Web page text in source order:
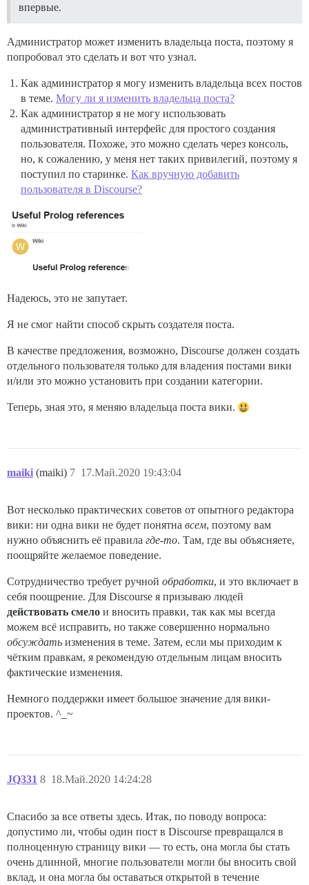
впервые.
Администратор может изменить владельца поста, поэтому я
попробовал это сделать и вот что узнал.
Как администратор я могу изменить владельца всех постов
в теме. Могу ли я изменить владельца поста?
Как администратор я не могу использовать
административный интерфейс для простого создания
пользователя. Похоже, это можно сделать через консоль,
но, к сожалению, у меня нет таких привилегий, поэтому я
поступил по старинке. Как вручную добавить
пользователя в Discourse?
Надеюсь, это не запутает.
Я не смог найти способ скрыть создателя поста.
В качестве предложения, возможно, Discourse должен создать
отдельного пользователя только для владения постами вики
и/или это можно установить при создании категории.
Теперь, зная это, я меняю владельца поста вики.
maiki (maiki) 17.Май.2020 19:43:04
7
Вот несколько практических советов от опытного редактора
вики: ни одна вики не будет понятна всем, поэтому вам
нужно объяснить её правила где-то. Там, где вы объясняете,
поощряйте желаемое поведение.
Сотрудничество требует ручной обработки, и это включает в
себя поощрение. Для Discourse я призываю людей
действовать смело и вносить правки, так как мы всегда
можем всё исправить, но также совершенно нормально
обсуждать изменения в теме. Затем, если мы приходим к
чётким правкам, я рекомендую отдельным лицам вносить
фактические изменения.
Немного поддержки имеет большое значение для вики-
проектов. ^_~
JQ331 18.Май.2020 14:24:28
8
Спасибо за все ответы здесь. Итак, по поводу вопроса:
допустимо ли, чтобы один пост в Discourse превращался в
полноценную страницу вики — то есть, она могла бы стать
очень длинной, многие пользователи могли бы вносить свой
вклад, и она могла бы оставаться открытой в течение